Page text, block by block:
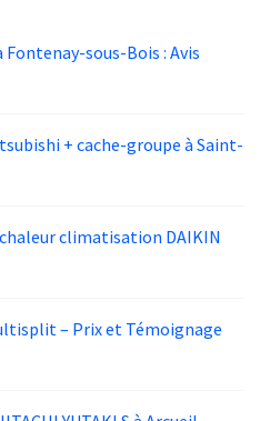
sous-Bois : Avis
+ cache-groupe à Saint-
climatisation DAIKIN
– Prix et Témoignage